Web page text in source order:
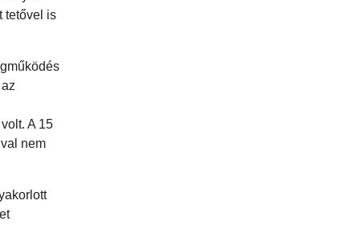
tetővel is
A 15
nem